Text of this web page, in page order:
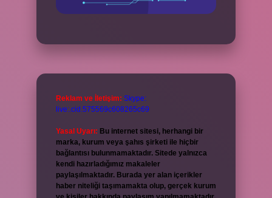
Reklam ve İletişim: Skype:
live:.cid.575569c608265c69
Yasal Uyarı: Bu internet sitesi, herhangi bir
marka, kurum veya şahıs şirketi ile hiçbir
bağlantısı bulunmamaktadır. Sitede yalnızca
kendi hazırladığımız makaleler
paylaşılmaktadır. Burada yer alan içerikler
haber niteliği taşımamakta olup, gerçek kurum